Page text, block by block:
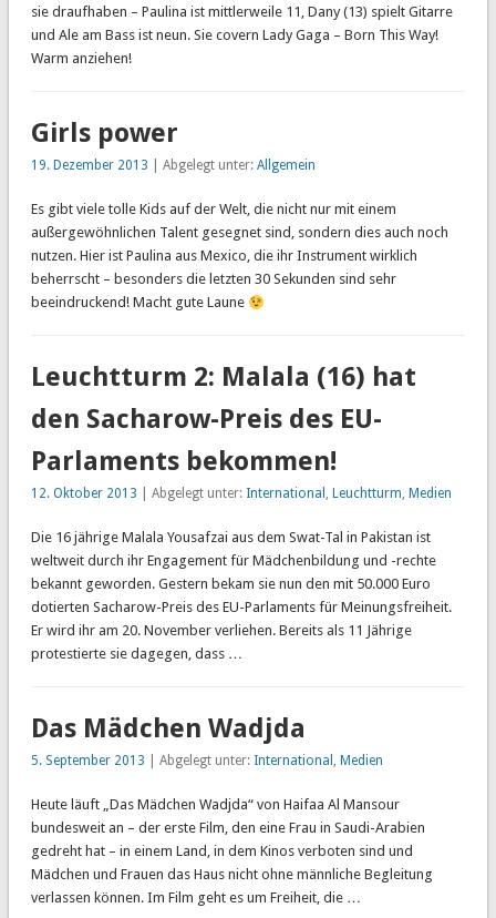
sie draufhaben – Paulina ist mittlerweile 11, Dany (13) spielt Gitarre
und Ale am Bass ist neun. Sie covern Lady Gaga – Born This Way!
Warm anziehen!
Girls power
19. Dezember 2013 | Abgelegt unter: Allgemein
Es gibt viele tolle Kids auf der Welt, die nicht nur mit einem
außergewöhnlichen Talent gesegnet sind, sondern dies auch noch
nutzen. Hier ist Paulina aus Mexico, die ihr Instrument wirklich
beherrscht – besonders die letzten 30 Sekunden sind sehr
beeindruckend! Macht gute Laune
Leuchtturm 2: Malala (16) hat
den Sacharow-Preis des EU-
Parlaments bekommen!
12. Oktober 2013 | Abgelegt unter: International , Leuchtturm, Medien
Die 16 jährige Malala Yousafzai aus dem Swat-Tal in Pakistan ist
weltweit durch ihr Engagement für Mädchenbildung und -rechte
bekannt geworden. Gestern bekam sie nun den mit 50.000 Euro
dotierten Sacharow-Preis des EU-Parlaments für Meinungsfreiheit.
Er wird ihr am 20. November verliehen. Bereits als 11 Jährige
protestierte sie dagegen, dass …
Das Mädchen Wadjda
5. September 2013 | Abgelegt unter: International , Medien
Heute läuft „Das Mädchen Wadjda“ von Haifaa Al Mansour
bundesweit an – der erste Film, den eine Frau in Saudi-Arabien
gedreht hat – in einem Land, in dem Kinos verboten sind und
Mädchen und Frauen das Haus nicht ohne männliche Begleitung
verlassen können. Im Film geht es um Freiheit, die …